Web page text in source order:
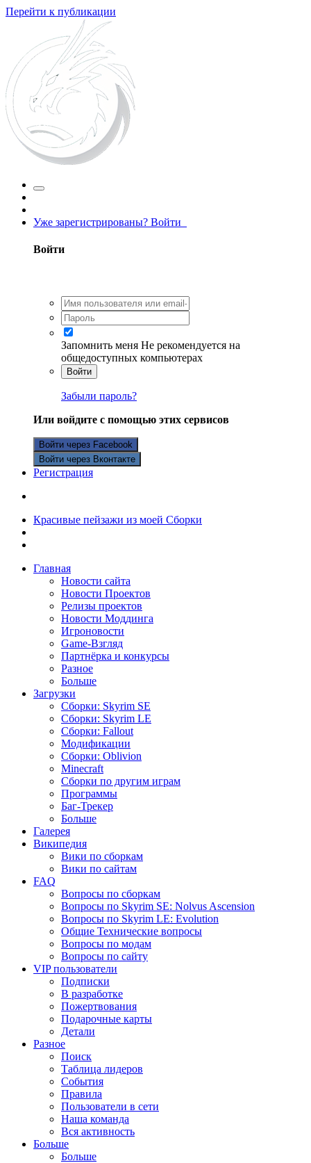
Перейти к публикации
Уже зарегистрированы? Войти
Войти
Запомнить меня Не рекомендуется на
общедоступных компьютерах
Войти
Забыли пароль?
Или войдите с помощью этих сервисов
Войти через Facebook
Войти через Вконтакте
Регистрация
Красивые пейзажи из моей Сборки
Главная
Новости сайта
Новости Проектов
Релизы проектов
Новости Моддинга
Игроновости
Game-Взгляд
Партнёрка и конкурсы
Разное
Больше
Загрузки
Сборки: Skyrim SE
Сборки: Skyrim LE
Сборки: Fallout
Модификации
Сборки: Oblivion
Minecraft
Сборки по другим играм
Программы
Баг-Трекер
Больше
Галерея
Википедия
Вики по сборкам
Вики по сайтам
FAQ
Вопросы по сборкам
Вопросы по Skyrim SE: Nolvus Ascension
Вопросы по Skyrim LE: Evolution
Общие Технические вопросы
Вопросы по модам
Вопросы по сайту
VIP пользователи
Подписки
В разработке
Пожертвования
Подарочные карты
Детали
Разное
Поиск
Таблица лидеров
События
Правила
Пользователи в сети
Наша команда
Вся активность
Больше
Больше